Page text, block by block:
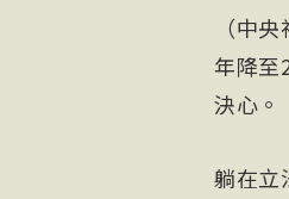
（中
年降至
決心。
躺在立